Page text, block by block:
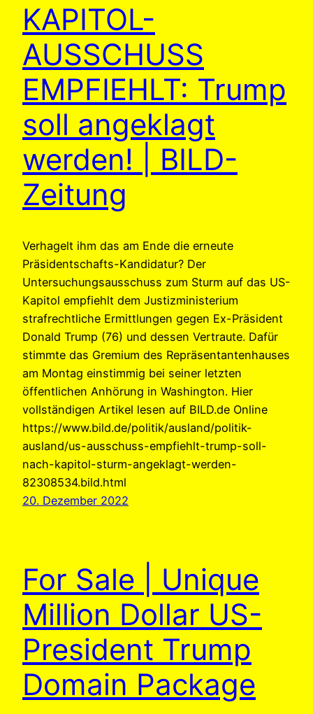
KAPITOL-
AUSSCHUSS
EMPFIEHLT: Trump
soll angeklagt
werden! | BILD-
Zeitung
Verhagelt ihm das am Ende die erneute
Präsidentschafts-Kandidatur? Der
Untersuchungsausschuss zum Sturm auf das US-
Kapitol empfiehlt dem Justizministerium
strafrechtliche Ermittlungen gegen Ex-Präsident
Donald Trump (76) und dessen Vertraute. Dafür
stimmte das Gremium des Repräsentantenhauses
am Montag einstimmig bei seiner letzten
öffentlichen Anhörung in Washington. Hier
vollständigen Artikel lesen auf BILD.de Online
https://www.bild.de/politik/ausland/politik-
ausland/us-ausschuss-empfiehlt-trump-soll-
nach-kapitol-sturm-angeklagt-werden-
82308534.bild.html
20. Dezember 2022
For Sale | Unique
Million Dollar US-
President Trump
Domain Package